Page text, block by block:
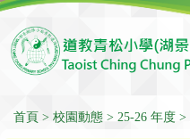
首頁 校園動態 25-26 年度